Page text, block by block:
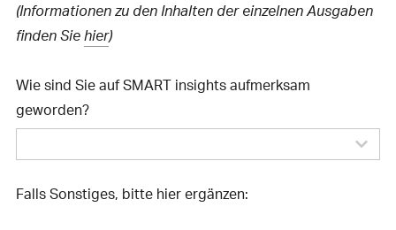
(Informationen zu den Inhalten der einzelnen Ausgaben
finden Siehier)
Wie sind Sie auf SMART insights aufmerksam
geworden?
Falls Sonstiges, bitte hier ergänzen: